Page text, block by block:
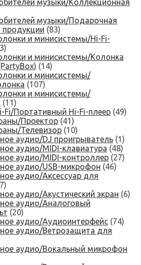
музыки/Коллекционная
музыки/Подарочная
продукции (83)
и минисистемы/Hi-Fi-
и минисистемы/Колонка
(14)
и минисистемы/
(107)
и минисистемы/
(11)
Fi/Портативный Hi-Fi-плеер (49)
Проектор (41)
Телевизор (10)
аудио/DJ проигрыватель (1)
аудио/MIDI-клавиатура (48)
аудио/MIDI-контроллер (27)
аудио/USB-микрофон (46)
аудио/Аксессуар для
аудио/Акустический экран (6)
аудио/Аналоговый
(20)
аудио/Аудиоинтерфейс (74)
аудио/Ветрозащита для
аудио/Вокальный микрофон